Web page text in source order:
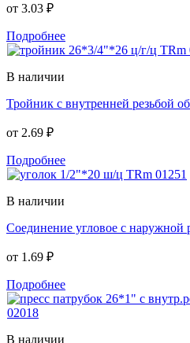
от 3.03 ₽
Подробнее
В наличии
Тройник с внутренней резьбой
от 2.69 ₽
Подробнее
В наличии
Соединение угловое с наружной
от 1.69 ₽
Подробнее
В наличии